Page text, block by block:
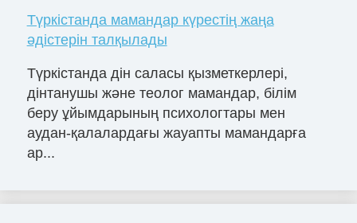
Түркістанда мамандар күрестің жаңа
әдістерін талқылады
Түркістанда дін саласы қызметкерлері,
дінтанушы және теолог мамандар, білім
беру ұйымдарының психологтары мен
аудан-қалалардағы жауапты мамандарға
ар...